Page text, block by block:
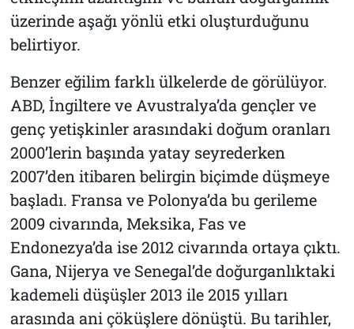
üzerinde aşağı yönlü etki oluşturduğunu
belirtiyor.
Benzer eğilim farklı ülkelerde de görülüyor.
ABD, İngiltere ve Avustralya’da gençler ve
genç yetişkinler arasındaki doğum oranları
2000’lerin başında yatay seyrederken
2007’den itibaren belirgin biçimde düşmeye
başladı. Fransa ve Polonya’da bu gerileme
2009 civarında, Meksika, Fas ve
Endonezya’da ise 2012 civarında ortaya çıktı.
Gana, Nijerya ve Senegal’de doğurganlıktaki
kademeli düşüşler 2013 ile 2015 yılları
arasında ani çöküşlere dönüştü. Bu tarihler,